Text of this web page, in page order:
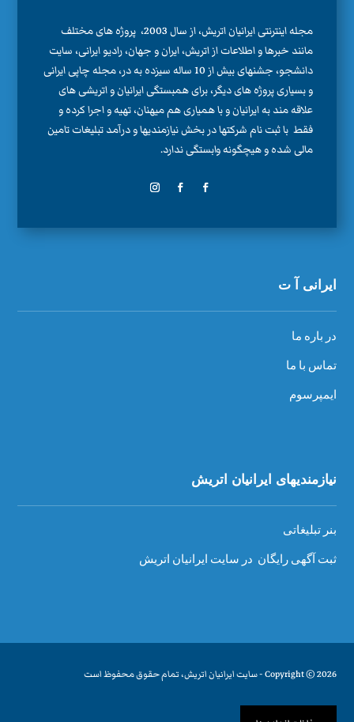
مجله اینترنتی ایرانیان اتریش، از سال 2003، پروژه های مختلف
مانند خبرها و اطلاعات از اتریش، ایران و جهان، رادیو ایرانی، سایت
دانشجو، جشنهای بیش از 10 ساله سیزده به در، مجله چاپی ایرانی
و بسیاری پروژه های دیگر، برای همبستگی ایرانیان و اتریشی های
علاقه مند به ایرانیان و با همیاری هم میهنان، تهیه و اجرا کرده و
فقط با ثبت نام شرکتها در بخش نیازمندیها و درآمد تبلیغات تامین
مالی شده و هیچگونه وابستگی ندارد.
ایرانی آ ت
در باره ما
تماس با ما
ایمپرسوم
نیازمندیهای ایرانیان اتریش
بنر تبلیغاتی
ثبت آگهی رایگان در سایت ایرانیان اتریش
Copyright © 2026 - سایت ایرانیان اتریش، تمام حقوق محفوظ است